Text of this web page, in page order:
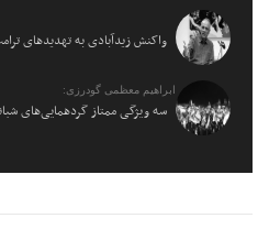
واکنش زیدآبادی به تهدیدهای
ابراهیم معظمی گودرزی:
سه ویژگی ممتاز گردهمایی‌های